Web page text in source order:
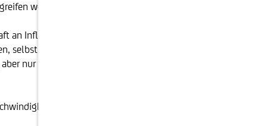
werden.
an Inflation gewöhnt, umso länger dauert die
selbst wenn die Ursachen, die ihn hervorgerufen
nur langsam wieder sinkt, auch wenn die
weiterläuft, selbst wenn die